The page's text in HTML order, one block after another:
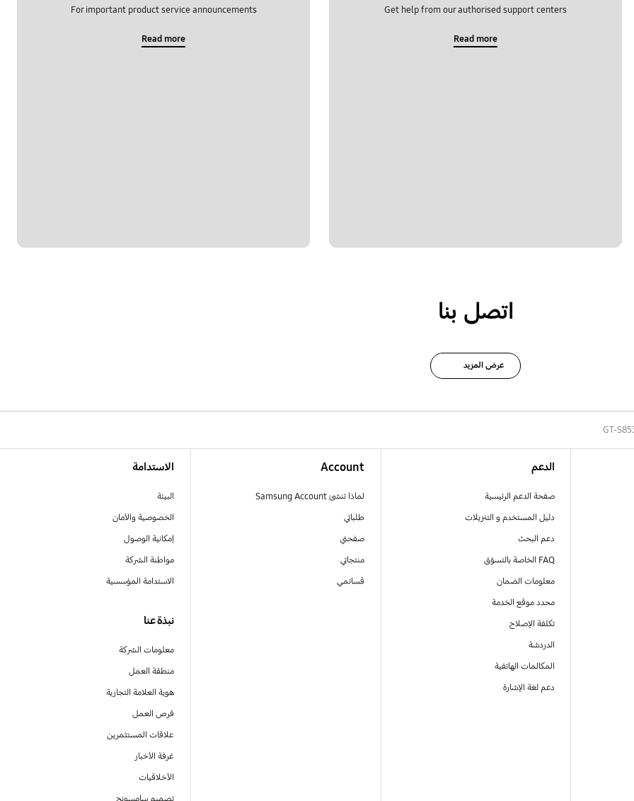
Get help from our authorised support centers
Read more
For important product service announcements
Read more
اتصل بنا
عرض المزيد
GT-
الدعم
صفحة الدعم الرئيسية
دليل المستخدم و التنزيلات
دعم البحث
FAQ الخاصة بالتسوّق
معلومات الضمان
محدد موقع الخدمة
تكلفة الإصلاح
الدردشة
المكالمات الهاتفية
دعم لغة الإشارة
Account
لماذا تنشئ Samsung Account
طلباتي
صفحتي
منتجاتي
قسائمي
الاستدامة
البيئة
الخصوصية والأمان
إمكانية الوصول
مواطنة الشركة
الاستدامة المؤسسية
نبذة عنا
معلومات الشركة
منطقة العمل
هوية العلامة التجارية
فرص العمل
علاقات المستثمرين
غرفة الأخبار
الأخلاقيات